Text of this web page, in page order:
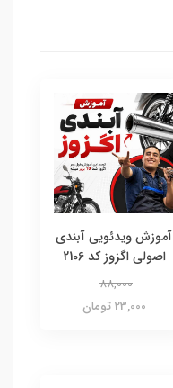
آموزش ویدئویی آبندی
اصولی اگزوز کد 2106
88,000
23,000 تومان